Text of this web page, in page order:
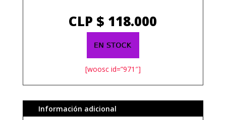
CLP $ 118.000
[woosc id=”971″]
Información adicional